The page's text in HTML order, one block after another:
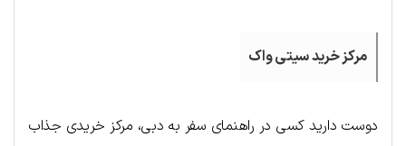
مرکز خرید سیتی واک
دوست دارید کسی در راهنمای سفر به دبی، مرکز خریدی جذاب